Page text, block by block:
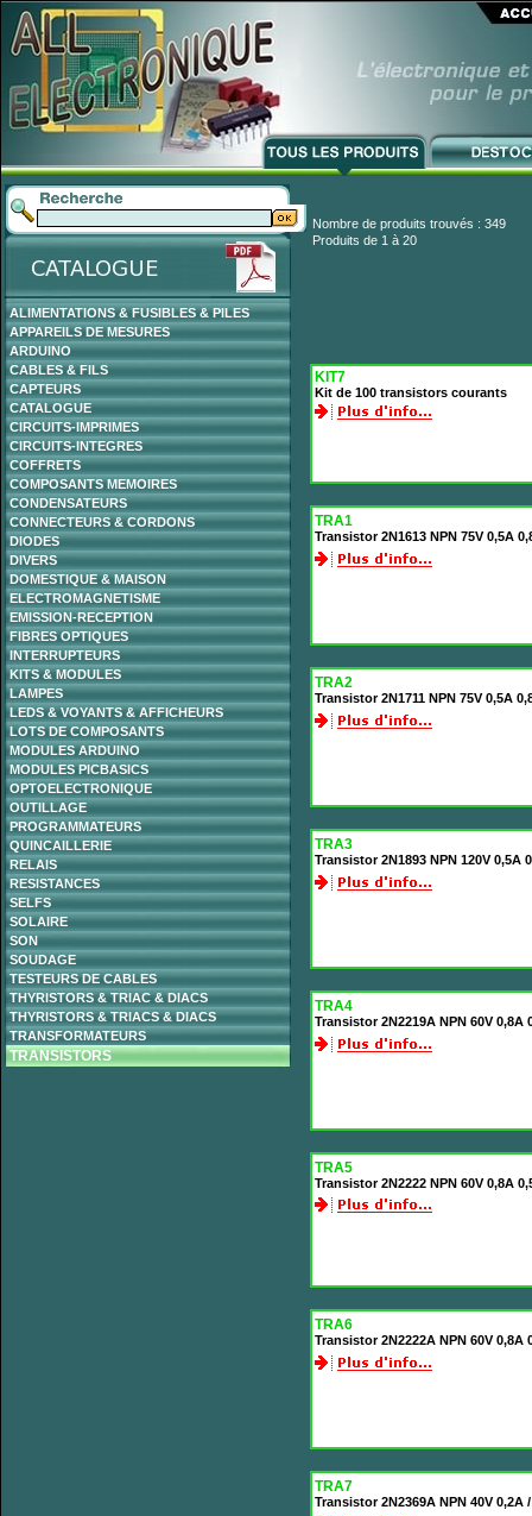
ALIMENTATIONS & FUSIBLES & PILES
APPAREILS DE MESURES
ARDUINO
CABLES & FILS
CAPTEURS
CATALOGUE
CIRCUITS-IMPRIMES
CIRCUITS-INTEGRES
COFFRETS
COMPOSANTS MEMOIRES
CONDENSATEURS
CONNECTEURS & CORDONS
DIODES
DIVERS
DOMESTIQUE & MAISON
ELECTROMAGNETISME
EMISSION-RECEPTION
FIBRES OPTIQUES
INTERRUPTEURS
KITS & MODULES
LAMPES
LEDS & VOYANTS & AFFICHEURS
LOTS DE COMPOSANTS
MODULES ARDUINO
MODULES PICBASICS
OPTOELECTRONIQUE
OUTILLAGE
PROGRAMMATEURS
QUINCAILLERIE
RELAIS
RESISTANCES
SELFS
SOLAIRE
SON
SOUDAGE
TESTEURS DE CABLES
THYRISTORS & TRIAC & DIACS
THYRISTORS & TRIACS & DIACS
TRANSFORMATEURS
TRANSISTORS
Nombre de produits trouvés : 349
Produits de 1 à 20
KIT7
Kit de 100 transistors courants
TRA1
Transistor 2N1613 NPN 75V 0,5A
TRA2
Transistor 2N1711 NPN 75V 0,5A
TRA3
Transistor 2N1893 NPN 120V 0,5A
TRA4
Transistor 2N2219A NPN 60V 0,8A
TRA5
Transistor 2N2222 NPN 60V 0,8A
TRA6
Transistor 2N2222A NPN 60V 0,8A
TRA7
Transistor 2N2369A NPN 40V 0,2A